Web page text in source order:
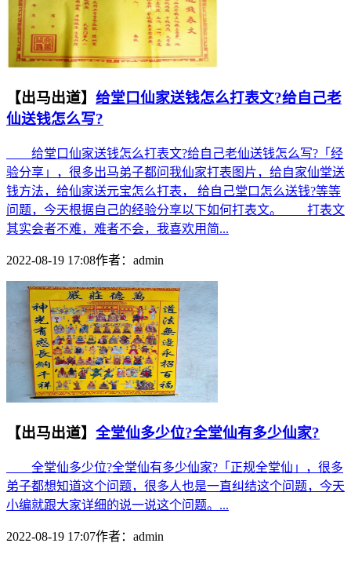
【出马出道】 给堂口仙家送钱怎么打表文?给自己老
仙送钱怎么写?
给堂口仙家送钱怎么打表文?给自己老仙送钱怎么写?「经
验分享」，很多出马弟子都问我仙家打表图片，给自家仙堂送
钱方法，给仙家送元宝怎么打表， 给自己堂口怎么送钱?等等
问题，今天根据自己的经验分享以下如何打表文。 打表文
其实会者不难，难者不会，我喜欢用简...
2022-08-19 17:08作者： admin
【出马出道】 全堂仙多少位?全堂仙有多少仙家?
全堂仙多少位?全堂仙有多少仙家?「正规全堂仙」，很多
弟子都想知道这个问题，很多人也是一直纠结这个问题，今天
小编就跟大家详细的说一说这个问题。...
2022-08-19 17:07作者： admin